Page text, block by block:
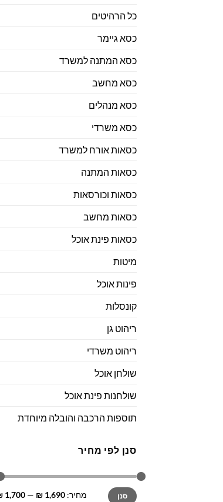
כל הרהיטים
כסא גיימר
כסא המתנה למשרד
כסא מחשב
כסא מנהלים
כסא משרדי
כסאות אורח למשרד
כסאות המתנה
כסאות וכורסאות
כסאות מחשב
כסאות פינת אוכל
מיטות
פינות אוכל
קונסלות
ריהוט גן
ריהוט משרדי
שולחן אוכל
שולחנות פינת אוכל
תוספות הרכבה והובלה מיוחדת
סנן לפי מחיר
מחיר
מינימלי
מחיר
מקסימלי
סנן מחיר: 1,690 ₪
—
1,700 ₪